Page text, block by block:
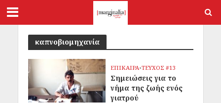
καπνοβιομηχανία
ΕΠΙΚΑΙΡΑ•ΤΕΥΧΟΣ #13
Σημειώσεις για το
νήμα της ζωής ενός
γιατρού